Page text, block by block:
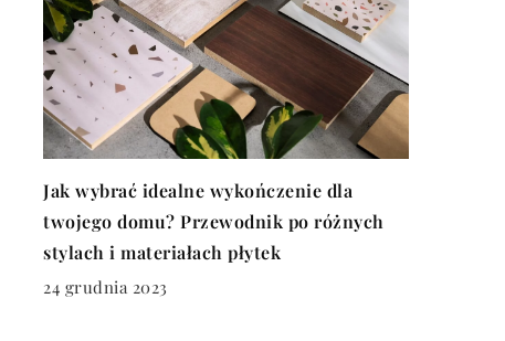
Jak wybrać idealne wykończenie dla
twojego domu? Przewodnik po różnych
stylach i materiałach płytek
24 grudnia 2023